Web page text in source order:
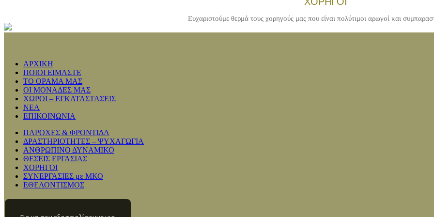
Ευχαριστούμε θερμά τους χορηγούς μας που είναι πολύτιμοι αρωγοί και
ΑΡΧΙΚΗ
ΠΟΙΟΙ ΕΙΜΑΣΤΕ
ΤΟ ΟΡΑΜΑ ΜΑΣ
ΟΙ ΜΟΝΑΔΕΣ ΜΑΣ
ΧΩΡΟΙ – ΕΓΚΑΤΑΣΤΑΣΕΙΣ
ΝΕΑ
ΕΠΙΚΟΙΝΩΝΙΑ
ΠΑΡΟΧΕΣ & ΦΡΟΝΤΙΔΑ
ΔΡΑΣΤΗΡΙΟΤΗΤΕΣ – ΨΥΧΑΓΩΓΙΑ
ΑΝΘΡΩΠΙΝΟ ΔΥΝΑΜΙΚΟ
ΘΕΣΕΙΣ ΕΡΓΑΣΙΑΣ
ΧΟΡΗΓΟΙ
ΣΥΝΕΡΓΑΣΙΕΣ με ΜΚΟ
ΕΘΕΛΟΝΤΙΣΜΟΣ